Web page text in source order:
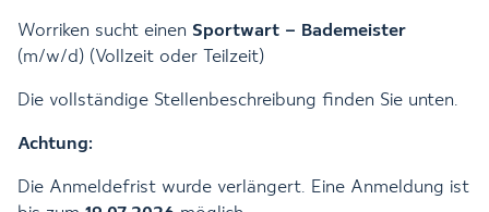
Worriken sucht einen Sportwart – Bademeister
(m/w/d) (Vollzeit oder Teilzeit)
Die vollständige Stellenbeschreibung finden Sie unten.
Achtung:
Die Anmeldefrist wurde verlängert. Eine Anmeldung ist